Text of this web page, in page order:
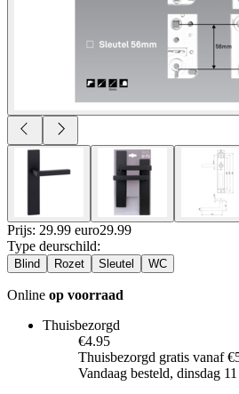
Prijs: 29.99 euro29.99
Type deurschild:
Blind Rozet Sleutel WC
Online op voorraad
Thuisbezorgd
€4.95
Thuisbezorgd gratis vanaf
Vandaag besteld, dinsdag